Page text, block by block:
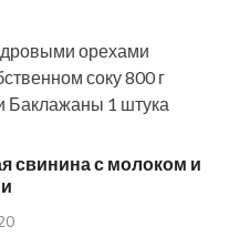
орехами
соку 800 г
Баклажаны 1 штука
свинина с молоком и